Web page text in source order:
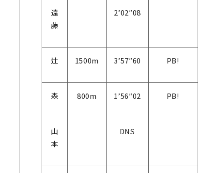
遠
藤
2’02″08
辻 1500m 3’57″60 PB!
森 800m 1’56″02 PB!
山
本
DNS